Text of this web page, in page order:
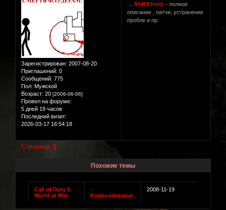
Зарегистрирован: 2007-08-20
Приглашений: 0
Сообщений: 775
Пол: Мужской
Возраст: 20 [2006-06-06]
Провел на форуме:
5 дней 19 часов
Последний визит:
2026-03-17 16:54:18
… 50418.html
- полное
описание , патчи, устранение
пробле и пр.
Страница:1
Похожие темы
Call of Duty 5.
World at War
-
Компьютерные
2008-11-19